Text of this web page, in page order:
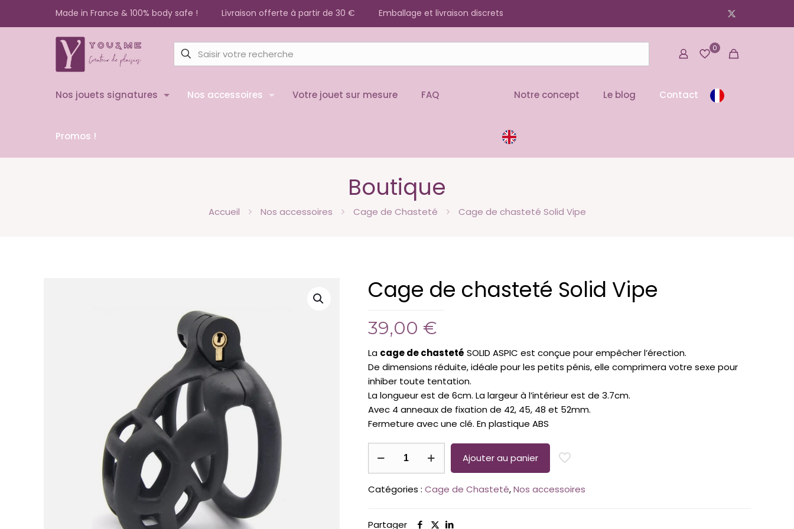
Made in France & 100% body safe ! Livraison offerte à partir de 30 € Emballage et livraison discrets
0
Nos jouets signatures Nos accessoires Votre jouet sur mesure FAQ
Promos !
Notre concept Le blog Contact
Boutique
Accueil Nos accessoires Cage de Chasteté Cage de chasteté Solid Vipe
Cage de chasteté Solid Vipe
39,00 €
La cage de chasteté SOLID ASPIC est conçue pour empêcher l’érection.
De dimensions réduite, idéale pour les petits pénis, elle comprimera votre sexe pour
inhiber toute tentation.
La longueur est de 6cm. La largeur à l’intérieur est de 3.7cm.
Avec 4 anneaux de fixation de 42, 45, 48 et 52mm.
Fermeture avec une clé. En plastique ABS
Cage
de
Solid
Ajouter au panier
Catégories : Cage de Chasteté,Nos accessoires
Partager